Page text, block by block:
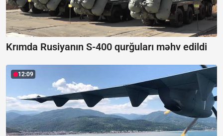
Krımda Rusiyanın S-400 qurğuları məhv edildi
12:09